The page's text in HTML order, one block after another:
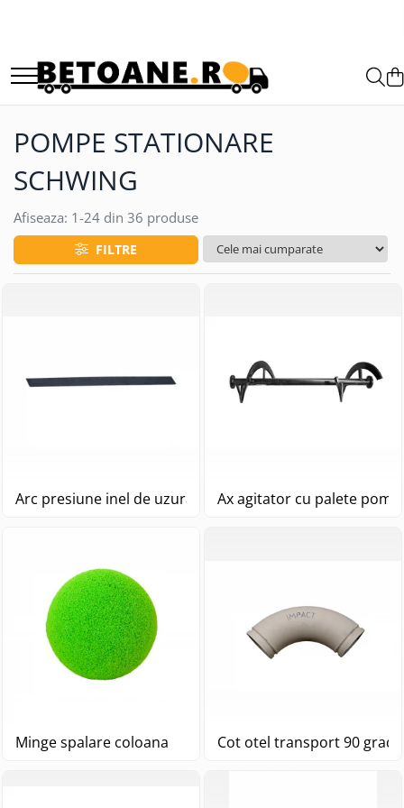
PIESE AUTOBETONIERE
AUTOBETONIERE STETTER
AUTOBETONIERE CIFA
AUTOBETONIERE KARENA
AUTOBETONIERE PUTZMEISTER
POMPE STATIONARE
SCHWING
Afiseaza: 1-24 din 36 produse
FILTRE
Arc presiune inel de uzura Ax agitator cu palete
Minge spalare coloana Cot otel transport 90